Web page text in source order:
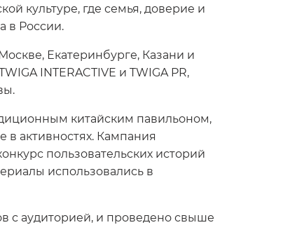
культуре, где семья, доверие и
в России.
Екатеринбурге, Казани и
INTERACTIVE и TWIGA PR,
китайским павильоном,
в активностях. Кампания
пользовательских историй
использовались в
с аудиторией, и проведено свыше